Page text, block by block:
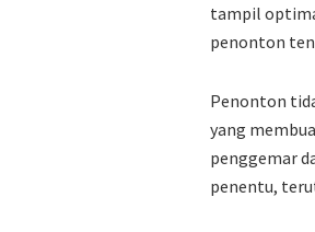
tampil
penonton
Penonton
yang
penggemar
penentu,